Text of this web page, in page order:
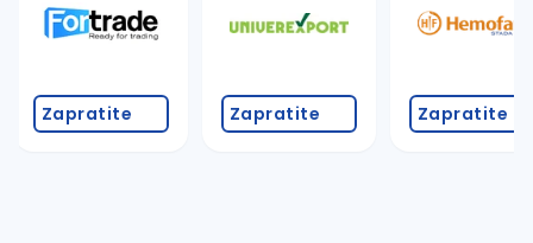
Zapratite Zapratite Zapratite